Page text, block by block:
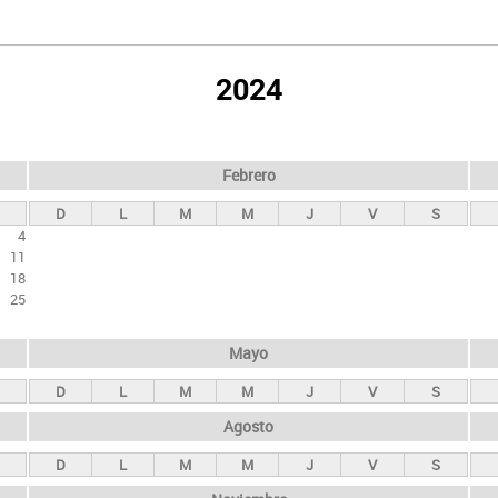
2024
4
11
18
25
Febrero
D L M M J V S
Mayo
D L M M J V S
Agosto
D L M M J V S